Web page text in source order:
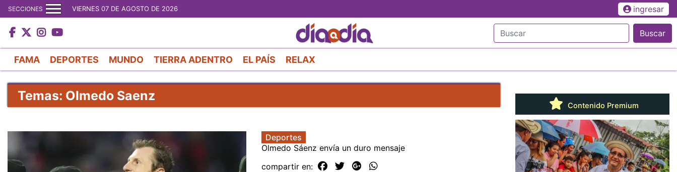
al
contenido
principal
SECCIONES VIERNES 07 DE AGOSTO DE 2026 ingresar
Buscar
FAMA DEPORTES MUNDO TIERRA ADENTRO EL PAÍS RELAX
Temas: Olmedo Saenz
Deportes
Olmedo Sáenz envía un duro mensaje
compartir en:
Contenido Premium